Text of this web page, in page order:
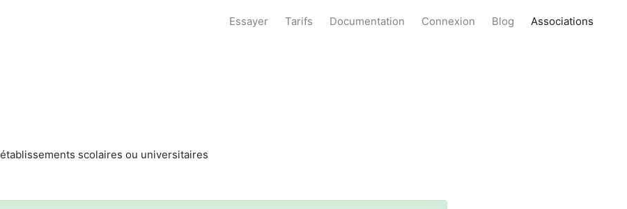
Essayer Tarifs Documentation Connexion Blog Associations
scolaires ou universitaires